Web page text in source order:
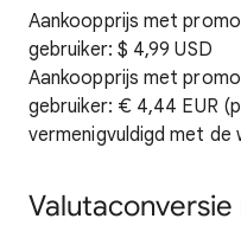
Aankoopprijs met
gebruiker: $ 4,99 USD
Aankoopprijs met
gebruiker: € 4,44 EUR
vermenigvuldigd met de